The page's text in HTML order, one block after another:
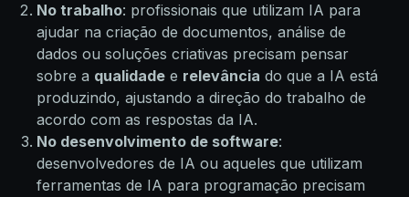
No trabalho: profissionais que utilizam IA para
ajudar na criação de documentos, análise de
dados ou soluções criativas precisam pensar
sobre a qualidade e relevância do que a IA está
produzindo, ajustando a direção do trabalho de
acordo com as respostas da IA.
No desenvolvimento de software:
desenvolvedores de IA ou aqueles que utilizam
ferramentas de IA para programação precisam